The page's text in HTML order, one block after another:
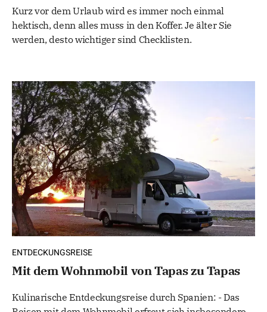
Kurz vor dem Urlaub wird es immer noch einmal
hektisch, denn alles muss in den Koffer. Je älter Sie
werden, desto wichtiger sind Checklisten.
ENTDECKUNGSREISE
Mit dem Wohnmobil von Tapas zu Tapas
Kulinarische Entdeckungsreise durch Spanien: - Das